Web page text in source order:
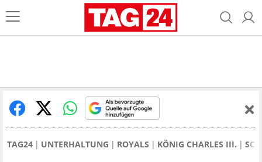
TAG24 UNTERHALTUNG ROYALS KÖNIG CHARLES III.